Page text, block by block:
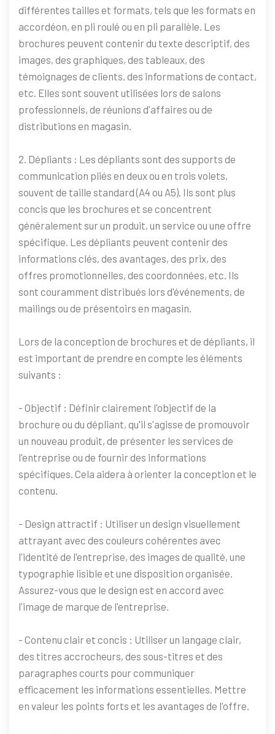
différentes tailles et formats, tels que les formats en
accordéon, en pli roulé ou en pli parallèle. Les
brochures peuvent contenir du texte descriptif, des
images, des graphiques, des tableaux, des
témoignages de clients, des informations de contact,
etc. Elles sont souvent utilisées lors de salons
professionnels, de réunions d'affaires ou de
distributions en magasin.
2. Dépliants : Les dépliants sont des supports de
communication pliés en deux ou en trois volets,
souvent de taille standard (A4 ou A5). Ils sont plus
concis que les brochures et se concentrent
généralement sur un produit, un service ou une offre
spécifique. Les dépliants peuvent contenir des
informations clés, des avantages, des prix, des
offres promotionnelles, des coordonnées, etc. Ils
sont couramment distribués lors d'événements, de
mailings ou de présentoirs en magasin.
Lors de la conception de brochures et de dépliants, il
est important de prendre en compte les éléments
suivants :
- Objectif : Définir clairement l'objectif de la
brochure ou du dépliant, qu'il s'agisse de promouvoir
un nouveau produit, de présenter les services de
l'entreprise ou de fournir des informations
spécifiques. Cela aidera à orienter la conception et le
contenu.
- Design attractif : Utiliser un design visuellement
attrayant avec des couleurs cohérentes avec
l'identité de l'entreprise, des images de qualité, une
typographie lisible et une disposition organisée.
Assurez-vous que le design est en accord avec
l'image de marque de l'entreprise.
- Contenu clair et concis : Utiliser un langage clair,
des titres accrocheurs, des sous-titres et des
paragraphes courts pour communiquer
efficacement les informations essentielles. Mettre
en valeur les points forts et les avantages de l'offre.